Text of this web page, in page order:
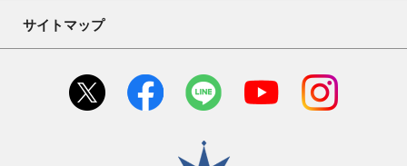
サイトマップ
横須賀市